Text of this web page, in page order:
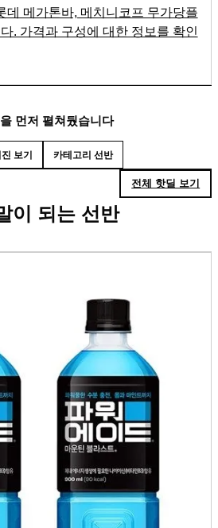
데 메가톤바, 메치니코프 무가당플
. 가격과 구성에 대한 정보를 확인
먼저 펼쳐뒀습니다
보기 카테고리 선반
이 되는 선반
전체 핫딜 보기